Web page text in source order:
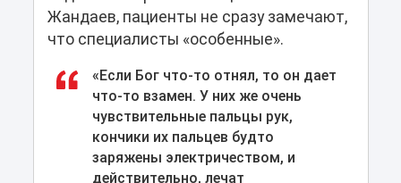
Жандаев, пациенты не сразу замечают,
что специалисты «особенные».
«Если Бог что-то отнял, то он дает
что-то взамен. У них же очень
чувствительные пальцы рук,
кончики их пальцев будто
заряжены электричеством, и
действительно, лечат